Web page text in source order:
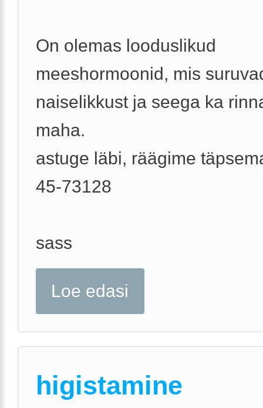
On olemas looduslikud
meeshormoonid, mis
naiselikkust ja seega ka
maha.
astuge läbi, räägime
45-73128
sass
Loe edasi
higistamine